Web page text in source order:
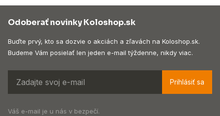
Odoberať novinky Koloshop.sk
Buďte prvý, kto sa dozvie o akciách a zľavách na Koloshop.sk.
Budeme Vám posielať len jeden e-mail týždenne, nikdy viac.
Prihlásiť sa
Váš e-mail je u nás v bezpečí.